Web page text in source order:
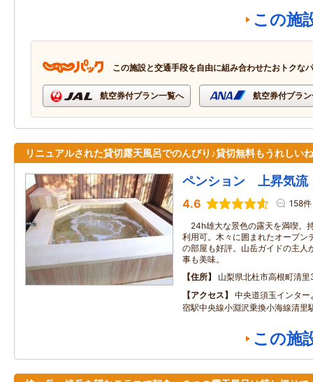
この施
この施設と交通手段を自由に組み合わせたおトクな
航空券付プラン一覧へ 航空券付プラ
リニュアルされた貸切露天風呂でのんびり♪貸切無料もうれしいね
ペンション 上昇気流
4.6 158件
24h雄大な景色の露天を満喫。
利用可。木々に囲まれたオープン
の部屋も好評。山岳ガイドの主人
事も美味。
住所
山梨県北杜市高根町清
アクセス
中央道須玉インタ
宿駅中央線小淵沢乗換小海線清里
この施